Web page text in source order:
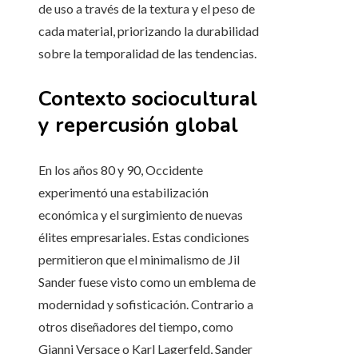
de uso a través de la textura y el peso de
cada material, priorizando la durabilidad
sobre la temporalidad de las tendencias.
Contexto sociocultural
y repercusión global
En los años 80 y 90, Occidente
experimentó una estabilización
económica y el surgimiento de nuevas
élites empresariales. Estas condiciones
permitieron que el minimalismo de Jil
Sander fuese visto como un emblema de
modernidad y sofisticación. Contrario a
otros diseñadores del tiempo, como
Gianni Versace o Karl Lagerfeld, Sander